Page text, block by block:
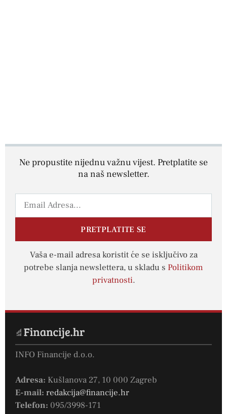
Ne propustite nijednu važnu vijest. Pretplatite se
na naš newsletter.
PRETPLATITE SE
Vaša e-mail adresa koristit će se isključivo za
potrebe slanja newslettera, u skladu s Politikom
privatnosti.
INFO Financije d.o.o.
Adresa: Kušlanova 27, 10 000 Zagreb
E-mail: redakcija@financije.hr
Telefon: 095/3998-171